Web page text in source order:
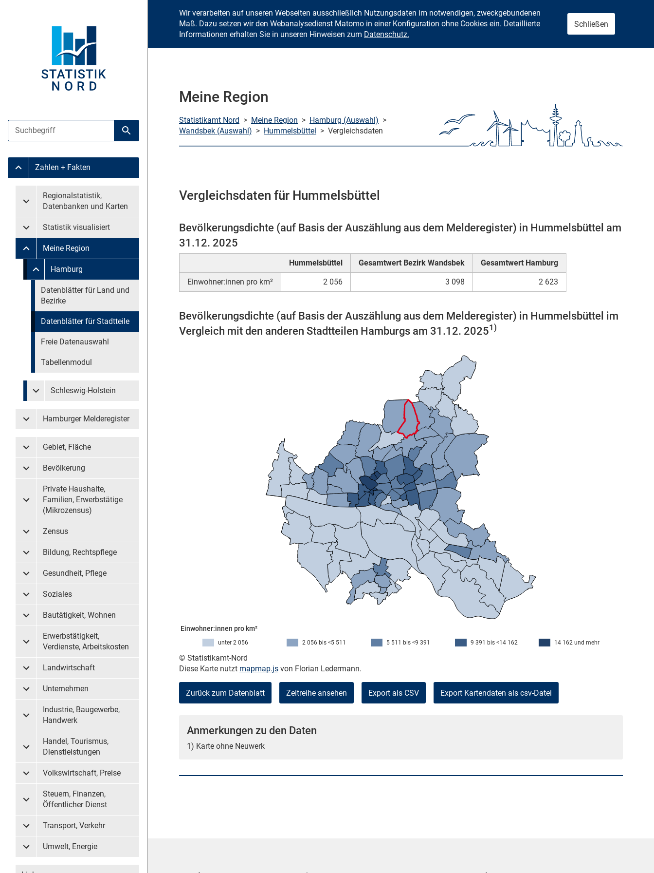
Zum Inhalt springen
Suche
Suche starten
Untermenü Zahlen + Fakten
Zahlen + Fakten
Untermenü überspringen
Untermenü Regionalstatistik, Datenbanken und Karten
Regionalstatistik,
Datenbanken und Karten
Untermenü Statistik visualisiert
Statistik visualisiert
Untermenü Meine Region
Meine Region
Untermenü überspringen
Untermenü Meine Region Hamburg
Hamburg
Untermenü überspringen
Datenblätter für Land und
Bezirke
Datenblätter für Stadtteile
Freie Datenauswahl
Tabellenmodul
Untermenü Meine Region Schleswig-Holstein
Schleswig-Holstein
Untermenü Hamburger Melderegister
Hamburger Melderegister
Untermenü Gebiet, Fläche
Gebiet, Fläche
Untermenü Bevölkerung
Bevölkerung
Untermenü Private Haushalte, Familien, Erwerbstätige (Mikrozensus)
Private Haushalte,
Familien, Erwerbstätige
(Mikrozensus)
Untermenü Zensus
Zensus
Untermenü Bildung, Rechtspflege
Bildung, Rechtspflege
Untermenü Gesundheit, Pflege
Gesundheit, Pflege
Untermenü Soziales
Soziales
Untermenü Bautätigkeit, Wohnen
Bautätigkeit, Wohnen
Untermenü Erwerbstätigkeit, Verdienste, Arbeitskosten
Erwerbstätigkeit,
Verdienste, Arbeitskosten
Untermenü Landwirtschaft
Landwirtschaft
Untermenü Unternehmen
Unternehmen
Untermenü Industrie, Baugewerbe, Handwerk
Industrie, Baugewerbe,
Handwerk
Untermenü Handel, Tourismus, Dienstleistungen
Handel, Tourismus,
Dienstleistungen
Untermenü Volkswirtschaft, Preise
Volkswirtschaft, Preise
Untermenü Steuern, Finanzen, Öffentlicher Dienst
Steuern, Finanzen,
Öffentlicher Dienst
Untermenü Transport, Verkehr
Transport, Verkehr
Untermenü Umwelt, Energie
Umwelt, Energie
Wir verarbeiten auf unseren Webseiten ausschließlich Nutzungsdaten im notwendigen, zweckgebundenen
Maß. Dazu setzen wir den Webanalysedienst Matomo in einer Konfiguration ohne Cookies ein. Detaillierte
Informationen erhalten Sie in unseren Hinweisen zum Datenschutz.
Schließen
Meine Region
Statistikamt Nord > Meine Region > Hamburg (Auswahl) >
Wandsbek (Auswahl) > Hummelsbüttel > Vergleichsdaten
Vergleichsdaten für Hummelsbüttel
Bevölkerungsdichte (auf Basis der Auszählung aus dem Melderegister) in Hummelsbüttel am
31.12. 2025
Hummelsbüttel Gesamtwert Bezirk Wandsbek Gesamtwert Hamburg
Einwohner:innen pro km² 2 056 3 098 2 623
Bevölkerungsdichte (auf Basis der Auszählung aus dem Melderegister) in Hummelsbüttel im
Vergleich mit den anderen Stadtteilen Hamburgs am 31.12. 20251)
Einwohner:innen pro km²
14 162 und mehr
9 391 bis <14 162
5 511 bis <9 391
2 056 bis <5 511
unter 2 056
© Statistikamt-Nord
Diese Karte nutzt mapmap.js von Florian Ledermann.
Zurück zum Datenblatt Zeitreihe ansehen Export als CSV
Anmerkungen zu den Daten
1) Karte ohne Neuwerk